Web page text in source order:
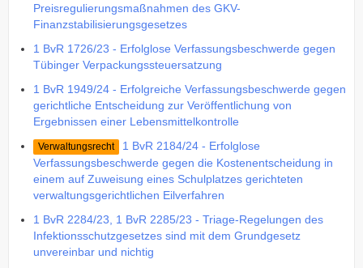
Preisregulierungsmaßnahmen des GKV-
Finanzstabilisierungsgesetzes
1 BvR 1726/23 - Erfolglose Verfassungsbeschwerde gegen
Tübinger Verpackungssteuersatzung
1 BvR 1949/24 - Erfolgreiche Verfassungsbeschwerde gegen
gerichtliche Entscheidung zur Veröffentlichung von
Ergebnissen einer Lebensmittelkontrolle
Verwaltungsrecht
1 BvR 2184/24 - Erfolglose
Verfassungsbeschwerde gegen die Kostenentscheidung in
einem auf Zuweisung eines Schulplatzes gerichteten
verwaltungsgerichtlichen Eilverfahren
1 BvR 2284/23, 1 BvR 2285/23 - Triage-Regelungen des
Infektionsschutzgesetzes sind mit dem Grundgesetz
unvereinbar und nichtig